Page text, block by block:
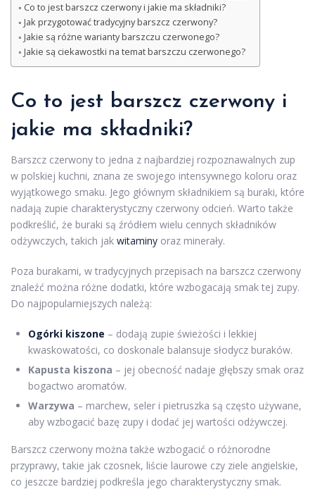
Co to jest barszcz czerwony i jakie ma składniki?
Jak przygotować tradycyjny barszcz czerwony?
Jakie są różne warianty barszczu czerwonego?
Jakie są ciekawostki na temat barszczu czerwonego?
Co to jest barszcz czerwony i
jakie ma składniki?
Barszcz czerwony to jedna z najbardziej rozpoznawalnych zup
w polskiej kuchni, znana ze swojego intensywnego koloru oraz
wyjątkowego smaku. Jego głównym składnikiem są buraki, które
nadają zupie charakterystyczny czerwony odcień. Warto także
podkreślić, że buraki są źródłem wielu cennych składników
odżywczych, takich jak witaminy oraz minerały.
Poza burakami, w tradycyjnych przepisach na barszcz czerwony
znaleźć można różne dodatki, które wzbogacają smak tej zupy.
Do najpopularniejszych należą:
Ogórki kiszone – dodają zupie świeżości i lekkiej
kwaskowatości, co doskonale balansuje słodycz buraków.
Kapusta kiszona – jej obecność nadaje głębszy smak oraz
bogactwo aromatów.
Warzywa – marchew, seler i pietruszka są często używane,
aby wzbogacić bazę zupy i dodać jej wartości odżywczej.
Barszcz czerwony można także wzbogacić o różnorodne
przyprawy, takie jak czosnek, liście laurowe czy ziele angielskie,
co jeszcze bardziej podkreśla jego charakterystyczny smak.